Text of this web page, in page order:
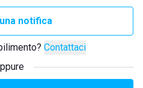
notifica
Contattaci